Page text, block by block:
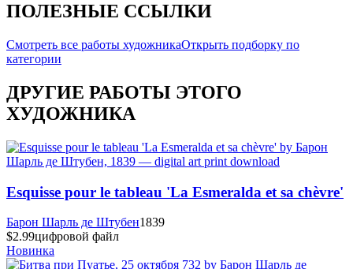
ПОЛЕЗНЫЕ ССЫЛКИ
Смотреть все работы художникаОткрыть подборку по
категории
ДРУГИЕ РАБОТЫ ЭТОГО
ХУДОЖНИКА
Esquisse pour le tableau 'La Esmeralda et sa chèvre'
Барон Шарль де Штубен1839
$2.99цифровой файл
Новинка